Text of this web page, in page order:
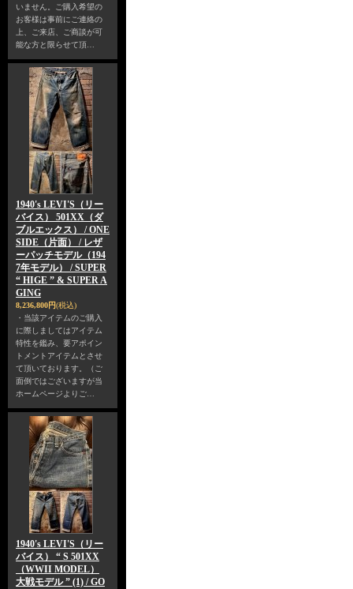
いません。ご購入希望の
お客様は事前にご連絡の
上、ご来店、ご商談が可
能な方と限らせて頂…
1940's LEVI'S（リー
バイス） 501XX（ダ
ブルエックス） / ONE
SIDE（片面） / レザ
ーパッチモデル（194
7年モデル） / SUPER
“ HIGE ” & SUPER A
GING
8,236,800円(税込)
・当該アイテムのご購入
に際しましてはアイテム
特性を鑑み、要アポイン
トメントアイテムとさせ
て頂いております。（ご
面倒ではございますが当
ホームページよりご…
1940's LEVI'S（リー
バイス） “ S 501XX
（WWII MODEL）
大戦モデル ” (1) / GO